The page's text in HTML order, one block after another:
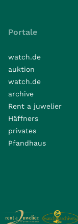
Portale
watch.de
auktion
watch.de
archive
Rent a juwelier
Häffners
privates
Pfandhaus